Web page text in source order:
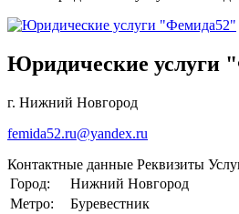
Юридические услуги
г. Нижний Новгород
femida52.ru@yandex.ru
Контактные данные Реквизиты
Город:
Нижний Новгород
Метро:
Буревестник